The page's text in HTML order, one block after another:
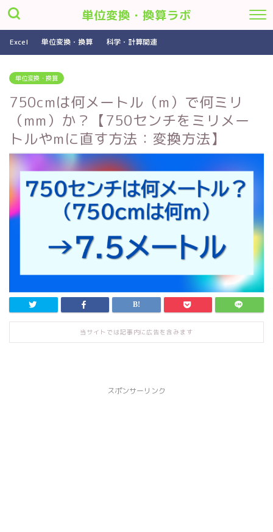
単位変換・換算ラボ
Excel 単位変換・換算 科学・計算関連
単位変換・換算
750cmは何メートル（m）で何ミリ
（mm）か？【750センチをミリメー
トルやmに直す方法：変換方法】
当サイトでは記事内に広告を含みます
スポンサーリンク